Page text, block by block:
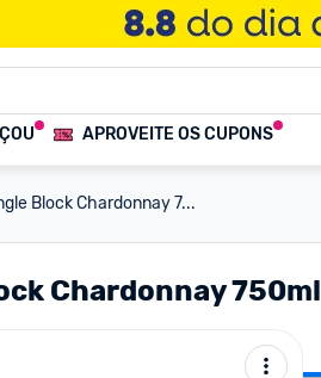
APROVEITE OS CUPONS
Block Chardonnay 7...
Chardonnay 750ml